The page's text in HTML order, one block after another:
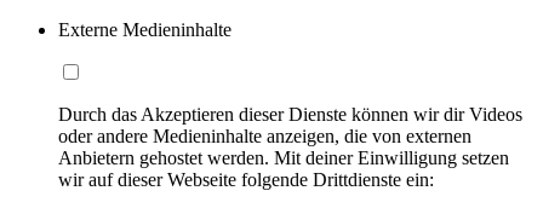
Externe Medieninhalte
Durch das Akzeptieren dieser Dienste können wir dir Videos
oder andere Medieninhalte anzeigen, die von externen
Anbietern gehostet werden. Mit deiner Einwilligung setzen
wir auf dieser Webseite folgende Drittdienste ein: